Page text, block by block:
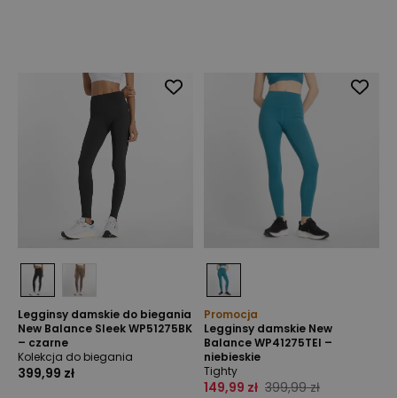
Legginsy damskie do biegania
New Balance Sleek WP51275BK
– czarne
Kolekcja do biegania
399,99 zł
Promocja
Legginsy damskie New
Balance WP41275TEI –
niebieskie
Tighty
149,99 zł 399,99 zł